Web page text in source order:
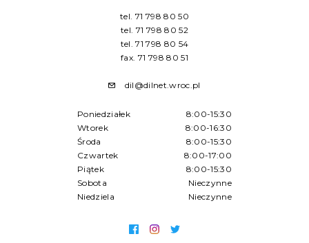
tel. 71 798 80 50
tel. 71 798 80 52
tel. 71 798 80 54
fax. 71 798 80 51
dil@dilnet.wroc.pl
Poniedziałek
8:00-15:30
Wtorek
8:00-16:30
Środa
8:00-15:30
Czwartek
8:00-17:00
Piątek
8:00-15:30
Sobota
Nieczynne
Niedziela
Nieczynne